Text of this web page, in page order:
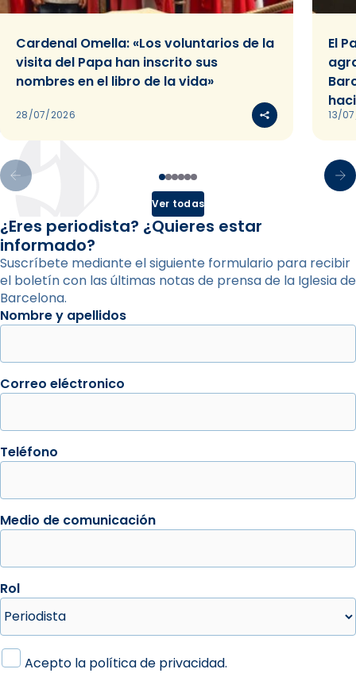
Cardenal Omella: «Los voluntarios de la
visita del Papa han inscrito sus
nombres en el libro de la vida»
28/07/2026
El
13/
Ver todas
¿Eres periodista? ¿Quieres estar
informado?
Suscríbete mediante el siguiente formulario para recibir
el boletín con las últimas notas de prensa de la Iglesia de
Barcelona.
Nombre y apellidos
Correo eléctronico
Teléfono
Medio de comunicación
Rol
Sus datos permanecen guardados en la BDGAAB.
Acepto la política de privacidad.